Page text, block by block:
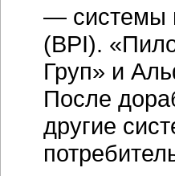
— системы
(BPI).
Груп» и
После
другие